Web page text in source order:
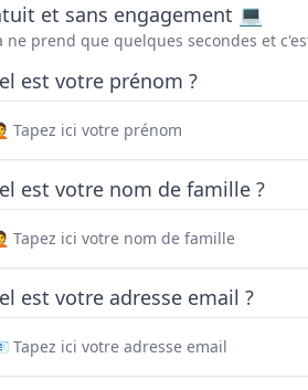
et sans engagement 💻
ne prend que quelques secondes et
est votre prénom ?
est votre nom de famille ?
est votre adresse email ?